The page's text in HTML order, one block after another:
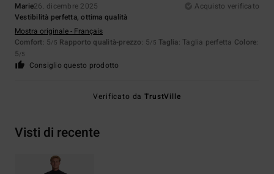
Marie26. dicembre 2025
Acquisto verificato
Vestibilità perfetta, ottima qualità
Mostra originale - Français
Comfort: 5/5 Rapporto qualità-prezzo: 5/5 Taglia: Taglia perfetta Colore:
5/5
Consiglio questo prodotto
Verificato daTrustVille
Visti di recente